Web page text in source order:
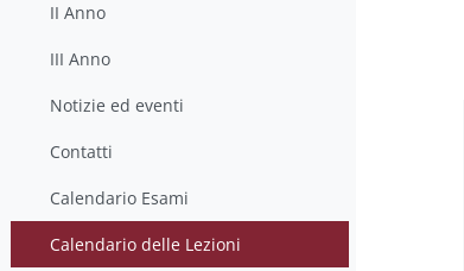
II Anno
III Anno
Notizie ed eventi
Contatti
Calendario Esami
Calendario delle Lezioni